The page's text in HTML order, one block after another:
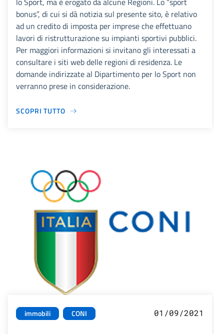
bonus”, di cui si dà notizia sul presente sito, è relativo
ad un credito di imposta per imprese che effettuano
lavori di ristrutturazione su impianti sportivi pubblici.
Per maggiori informazioni si invitano gli interessati a
consultare i siti web delle regioni di residenza. Le
domande indirizzate al Dipartimento per lo Sport non
verranno prese in considerazione.
SCOPRI TUTTO
immobili CONI 01/09/2021